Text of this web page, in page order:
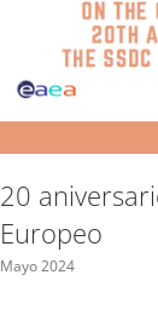
20
Europeo
Mayo 2024